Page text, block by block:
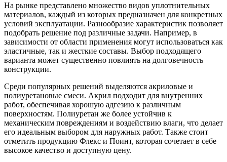
На рынке представлено множество видов уплотнительных
материалов, каждый из которых предназначен для конкретных
условий эксплуатации. Разнообразие характеристик позволяет
подобрать решение под различные задачи. Например, в
зависимости от области применения могут использоваться как
эластичные, так и жесткие составы. Выбор подходящего
варианта может существенно повлиять на долговечность
конструкции.
Среди популярных решений выделяются акриловые и
полиуретановые смеси. Акрил подходит для внутренних
работ, обеспечивая хорошую адгезию к различным
поверхностям. Полиуретан же более устойчив к
механическим повреждениям и воздействию влаги, что делает
его идеальным выбором для наружных работ. Также стоит
отметить продукцию Флекс и Поинт, которая сочетает в себе
высокое качество и доступную цену.